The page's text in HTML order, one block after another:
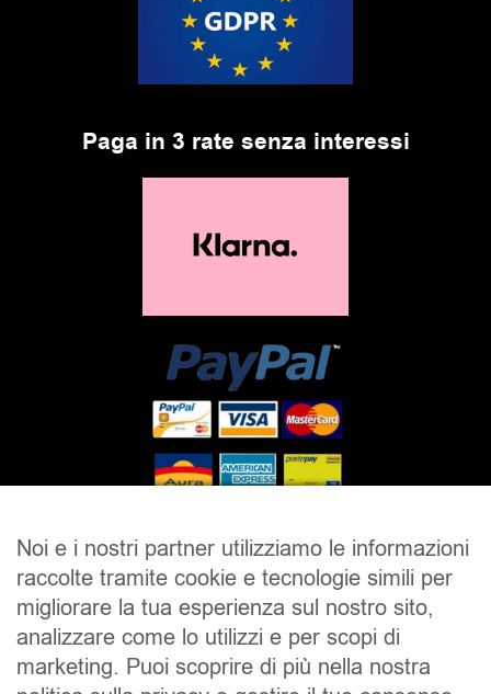
Paga in 3 rate senza interessi
SALDI UOMO DONNA UNISEX
ACCESSORI BRAND CONTATTI
CHI SIAMO
SPEDIZIONE E RESI
Noi e i nostri partner utilizziamo le informazioni
raccolte tramite cookie e tecnologie simili per
migliorare la tua esperienza sul nostro sito,
analizzare come lo utilizzi e per scopi di
marketing. Puoi scoprire di più nella nostra